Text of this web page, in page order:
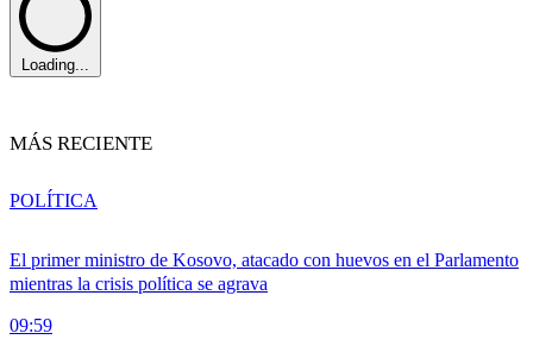
Loading...
MÁS RECIENTE
El primer ministro de Kosovo, atacado con huevos en el Parlamento
mientras la crisis política se agrava
09:59
POLÍTICA